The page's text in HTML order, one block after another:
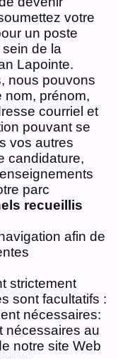
votre
un poste
de la
Lapointe.
nous pouvons
nom, prénom,
courriel et
pouvant se
vos autres
candidature,
parc
recueillis
afin de
strictement
sont facultatifs :
nécessaires:
nécessaires au
notre site Web